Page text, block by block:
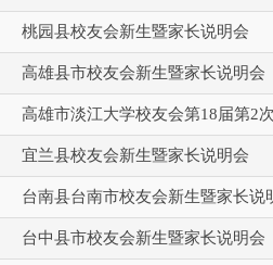
桃园县校友会新生暨家长说明会
高雄县市校友会新生暨家长说明会
高雄市淡江大学校友会第18届第2
宜兰县校友会新生暨家长说明会
台南县台南市校友会新生暨家长说
台中县市校友会新生暨家长说明会